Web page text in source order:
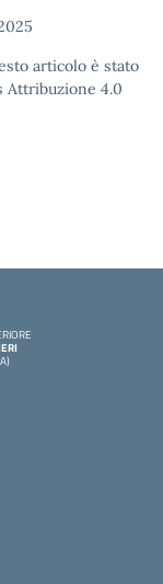
articolo è stato
Attribuzione 4.0